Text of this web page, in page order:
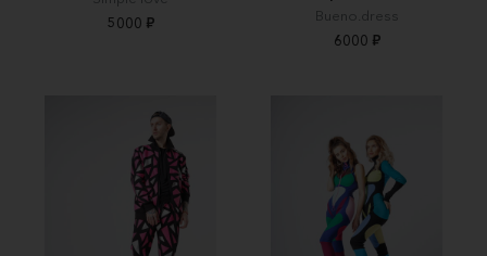
5000 ₽
Bueno.dress
6000 ₽